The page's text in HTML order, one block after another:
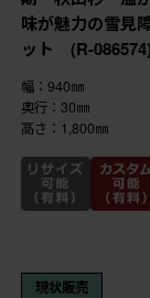
味が魅力の雪見
ット (R-086574)
幅：940㎜
奥行：30㎜
高さ：1,800㎜
現状販売